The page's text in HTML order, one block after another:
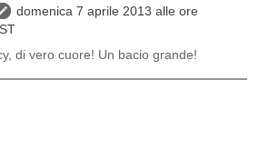
domenica 7 aprile 2013 alle ore
di vero cuore! Un bacio grande!